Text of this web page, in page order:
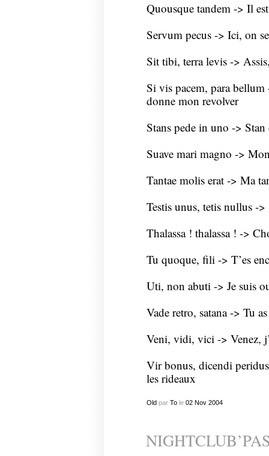
Quousque tandem -> Il
Servum pecus -> Ici, on
Sit tibi, terra levis ->
Si vis pacem, para bellum
donne mon revolver
Stans pede in uno -> Stan
Suave mari magno ->
Tantae molis erat -> Ma
Testis unus, tetis nullus ->
Thalassa ! thalassa ! ->
Tu quoque, fili -> T’es
Uti, non abuti -> Je suis
Vade retro, satana -> Tu
Veni, vidi, vici -> Venez,
Vir bonus, dicendi
les rideaux
Oldpar Tole 02 Nov 2004